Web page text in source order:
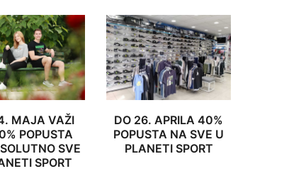
MAJA VAŽI
POPUSTA
SVE
SPORT
DO 26. APRILA 40%
POPUSTA NA SVE U
PLANETI SPORT